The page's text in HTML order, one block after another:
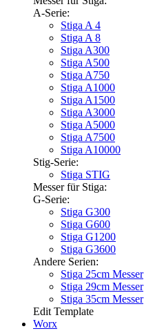
A-Serie:
Stiga A 4
Stiga A 8
Stiga A300
Stiga A500
Stiga A750
Stiga A1000
Stiga A1500
Stiga A3000
Stiga A5000
Stiga A7500
Stiga A10000
Stig-Serie:
Stiga STIG
Messer für Stiga:
G-Serie:
Stiga G300
Stiga G600
Stiga G1200
Stiga G3600
Andere Serien:
Stiga 25cm Messer
Stiga 29cm Messer
Stiga 35cm Messer
Edit Template
Worx